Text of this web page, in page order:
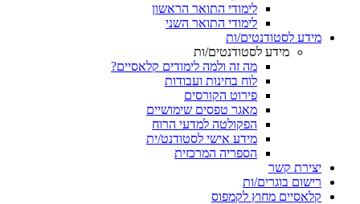
לימודי התואר הראשון
לימודי התואר השני
מידע לסטודנטים/ות
מידע לסטודנטים/ות
מה זה ולמה לימודים קלאסיים?
לוח בחינות ועבודות
פירוט הקורסים
מאגר טפסים שימושיים
הפקולטה למדעי הרוח
מידע אישי לסטודנט/ית
הספריה המרכזית
יצירת קשר
רישום בוגרים/ות
קלאסיים מחוץ לקמפוס